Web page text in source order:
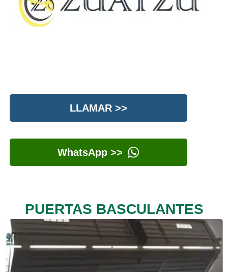
LLAMAR >>
WhatsApp >>
PUERTAS BASCULANTES